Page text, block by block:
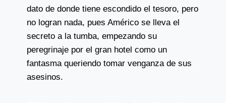
dato de donde tiene escondido el tesoro, pero
no logran nada, pues Américo se lleva el
secreto a la tumba, empezando su
peregrinaje por el gran hotel como un
fantasma queriendo tomar venganza de sus
asesinos.